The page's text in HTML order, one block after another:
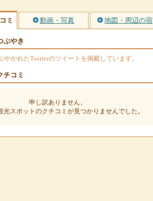
ミ 動画・写真 地図・周辺の宿
ぶやき
やかれたTwitterのツイートを掲載しています。
チコミ
申し訳ありません。
光スポットのクチコミが見つかりませんでした。